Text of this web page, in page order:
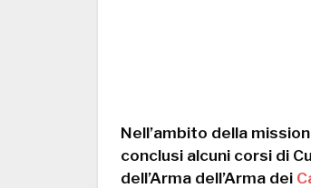
Nell’ambito della
conclusi alcuni corsi di
dell’Arma dell’Arma dei